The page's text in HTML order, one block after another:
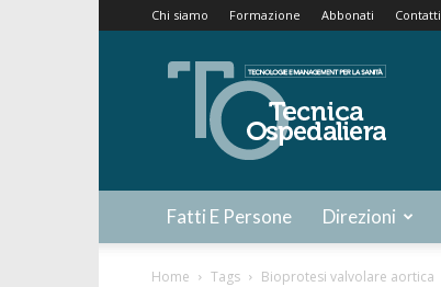
Chi siamo Formazione Abbonati Contatti
Tecnica
Ospedaliera
Fatti E Persone Direzioni
Home Tags Bioprotesi valvolare aortica